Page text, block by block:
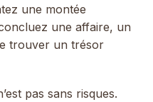
une montée
une affaire, un
trouver un trésor
pas sans risques.